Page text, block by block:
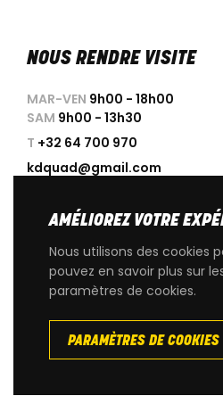
NOUS RENDRE VISITE
MAR-VEN 9h00 - 18h00
SAM 9h00 - 13h30
T +32 64 700 970
kdquad@gmail.com
AMÉLIOREZ VOTRE
Nous utilisons des cookies
pouvez en savoir plus sur
paramètres de cookies.
PARAMÈTRES DE COOKIES